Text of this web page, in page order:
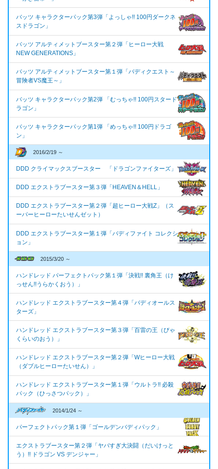
バッツ キャラクターパック第3弾「よっしゃ!! 100円ダークネ
スドラゴン」
バッツ アルティメットブースター第２弾「ヒーロー大戦
NEW GENERATIONS」
バッツ アルティメットブースター第１弾「バディクエスト～
冒険者VS魔王～」
バッツ キャラクターパック第2弾 「むっちゃ!! 100円スタード
ラゴン」
バッツ キャラクターパック第1弾 「めっちゃ!! 100円ドラゴ
ン」
2016/2/19 ～
DDD クライマックスブースター 「ドラゴンファイターズ」
DDD エクストラブースター第３弾「HEAVEN＆HELL」
DDD エクストラブースター第２弾「超ヒーロー大戦Z」（ス
ーパーヒーローたいせんゼット）
DDD エクストラブースター第１弾「バディファイト コレクシ
ョン」
2015/3/20 ～
ハンドレッド パーフェクトパック第１弾「決戦!! 裏角王（け
っせん!!うらかくおう）」
ハンドレッド エクストラブースター第４弾「バディオールス
ターズ」
ハンドレッド エクストラブースター第３弾「百雷の王（びゃ
くらいのおう）」
ハンドレッド エクストラブースター第２弾「Wヒーロー大戦
（ダブルヒーローたいせん）」
ハンドレッド エクストラブースター第１弾「ウルトラ!! 必殺
パック（ひっさつパック）」
2014/1/24 ～
パーフェクトパック第１弾「ゴールデンバディパック」
エクストラブースター第２弾「ヤバすぎ大決闘（だいけっと
う）!! ドラゴン VS デンジャー」